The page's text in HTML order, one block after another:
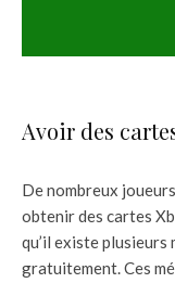
Avoir des
De nombreux
obtenir des cartes
qu’il existe plusieurs
gratuitement. Ces